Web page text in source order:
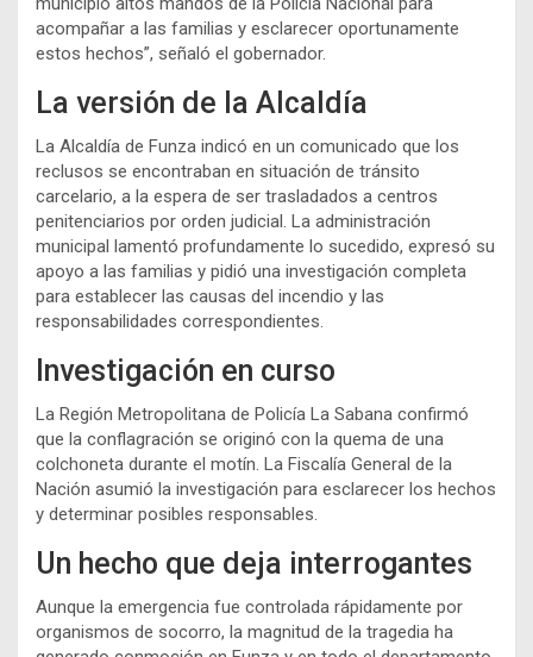
acompañar a las familias y esclarecer oportunamente
estos hechos”, señaló el gobernador.
La versión de la Alcaldía
La Alcaldía de Funza indicó en un comunicado que los
reclusos se encontraban en situación de tránsito
carcelario, a la espera de ser trasladados a centros
penitenciarios por orden judicial. La administración
municipal lamentó profundamente lo sucedido, expresó su
apoyo a las familias y pidió una investigación completa
para establecer las causas del incendio y las
responsabilidades correspondientes.
Investigación en curso
La Región Metropolitana de Policía La Sabana confirmó
que la conflagración se originó con la quema de una
colchoneta durante el motín. La Fiscalía General de la
Nación asumió la investigación para esclarecer los hechos
y determinar posibles responsables.
Un hecho que deja interrogantes
Aunque la emergencia fue controlada rápidamente por
organismos de socorro, la magnitud de la tragedia ha